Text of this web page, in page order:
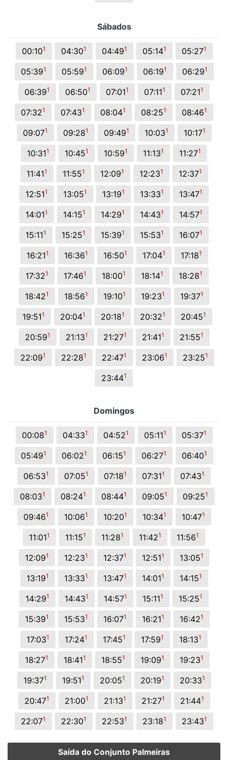
Sábados
00:101 04:301 04:491 05:141 05:271
05:391 05:591 06:091 06:191 06:291
06:391 06:501 07:011 07:111 07:211
07:321 07:431 08:041 08:251 08:461
09:071 09:281 09:491 10:031 10:171
10:311 10:451 10:591 11:131 11:271
11:411 11:551 12:091 12:231 12:371
12:511 13:051 13:191 13:331 13:471
14:011 14:151 14:291 14:431 14:571
15:111 15:251 15:391 15:531 16:071
16:211 16:361 16:501 17:041 17:181
17:321 17:461 18:001 18:141 18:281
18:421 18:561 19:101 19:231 19:371
19:511 20:041 20:181 20:321 20:451
20:591 21:131 21:271 21:411 21:551
22:091 22:281 22:471 23:061 23:251
23:441
Domingos
00:081 04:331 04:521 05:111 05:371
05:491 06:021 06:151 06:271 06:401
06:531 07:051 07:181 07:311 07:431
08:031 08:241 08:441 09:051 09:251
09:461 10:061 10:201 10:341 10:471
11:011 11:151 11:281 11:421 11:561
12:091 12:231 12:371 12:511 13:051
13:191 13:331 13:471 14:011 14:151
14:291 14:431 14:571 15:111 15:251
15:391 15:531 16:071 16:211 16:421
17:031 17:241 17:451 17:591 18:131
18:271 18:411 18:551 19:091 19:231
19:371 19:511 20:051 20:191 20:331
20:471 21:001 21:131 21:271 21:441
22:071 22:301 22:531 23:181 23:431
Saída do Conjunto Palmeiras